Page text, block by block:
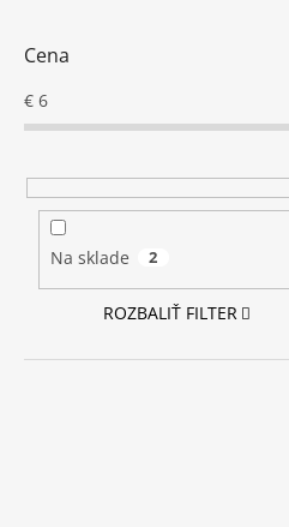
Cena
€ 6
Na sklade 2
ROZBALIŤ FILTER